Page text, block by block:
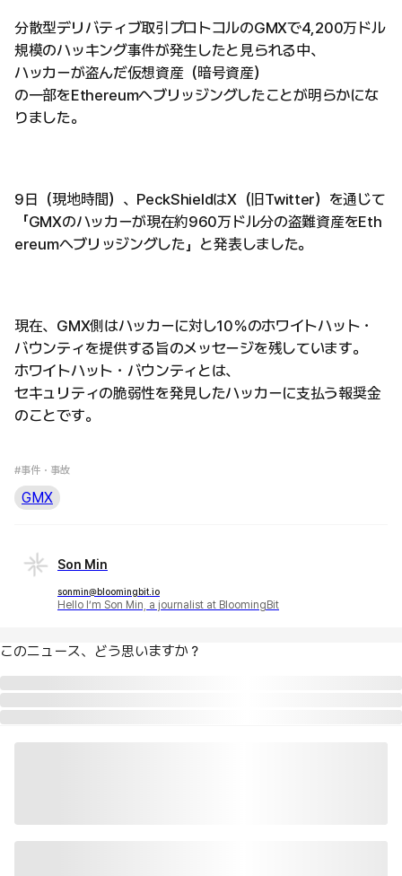
分散型デリバティブ取引プロトコルのGMXで4,200万ドル
規模のハッキング事件が発生したと見られる中、
ハッカーが盗んだ仮想資産（暗号資産）
の一部をEthereumへブリッジングしたことが明らかにな
りました。
9日（現地時間）、PeckShieldはX（旧Twitter）を通じて
「GMXのハッカーが現在約960万ドル分の盗難資産をEth
ereumへブリッジングした」と発表しました。
現在、GMX側はハッカーに対し10％のホワイトハット・
バウンティを提供する旨のメッセージを残しています。
ホワイトハット・バウンティとは、
セキュリティの脆弱性を発見したハッカーに支払う報奨金
のことです。
#事件・事故
GMX
Son Min
sonmin@bloomingbit.io
Hello I’m Son Min, a journalist at BloomingBit
このニュース、どう思いますか？